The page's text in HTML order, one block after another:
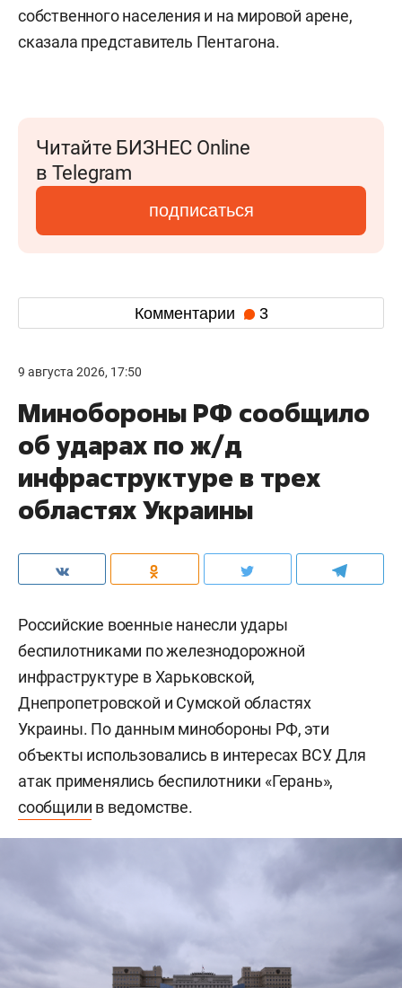
собственного населения и на мировой арене,
сказала представитель Пентагона.
Читайте БИЗНЕС Online
в Telegram
подписаться
Комментарии 3
9 августа 2026, 17:50
Минобороны РФ сообщило
об ударах по ж/д
инфраструктуре в трех
областях Украины
Российские военные нанесли удары
беспилотниками по железнодорожной
инфраструктуре в Харьковской,
Днепропетровской и Сумской областях
Украины. По данным минобороны РФ, эти
объекты использовались в интересах ВСУ. Для
атак применялись беспилотники «Герань»,
сообщили в ведомстве.